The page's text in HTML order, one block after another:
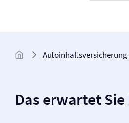
Autoinhalts­versicherung
Das erwartet